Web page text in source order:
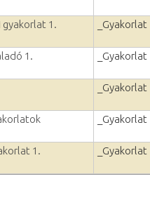
1. _Gyakorlat
1. _Gyakorlat
_Gyakorlat
_Gyakorlat
1. _Gyakorlat